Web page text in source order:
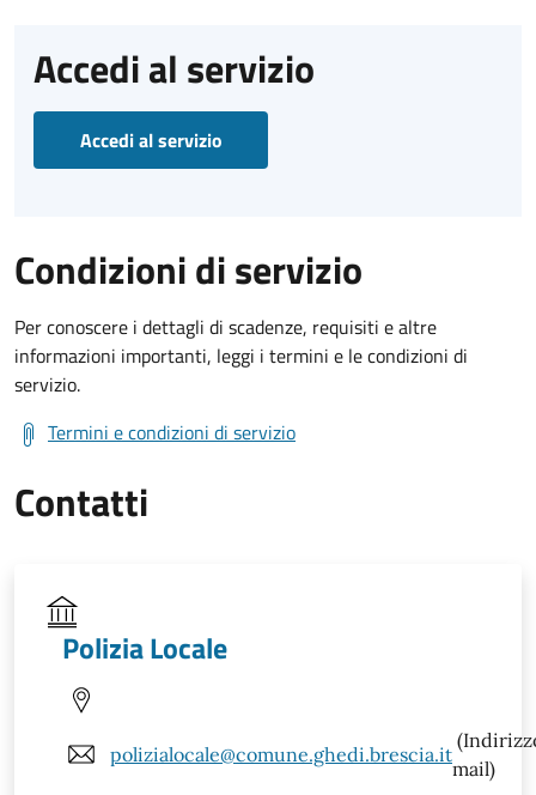
Accedi al servizio
Accedi al servizio
Condizioni di servizio
Per conoscere i dettagli di scadenze, requisiti e altre
informazioni importanti, leggi i termini e le condizioni di
servizio.
Termini e condizioni di servizio
Contatti
Polizia Locale
polizialocale@comune.ghedi.brescia.it
mail)